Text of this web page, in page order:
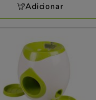
Adicionar